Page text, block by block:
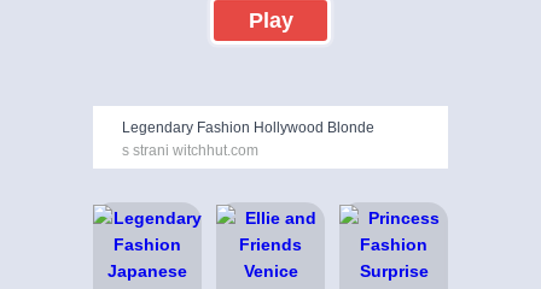
Play
Legendary Fashion Hollywood Blonde
s strani witchhut.com